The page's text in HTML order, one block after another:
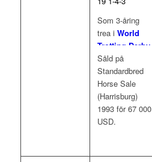
Hambletonian
Som 4-åring
vinnare avNat
Ray Trot ,
Breeders’
Crown.
Som 3-åring
trea i World
Trotting Derby.
Såld på
Standardbred
Horse Sale
(Harrisburg)
1993 för 67 000
USD.